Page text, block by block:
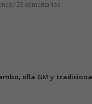
/ 28 comentarios
olla GM y